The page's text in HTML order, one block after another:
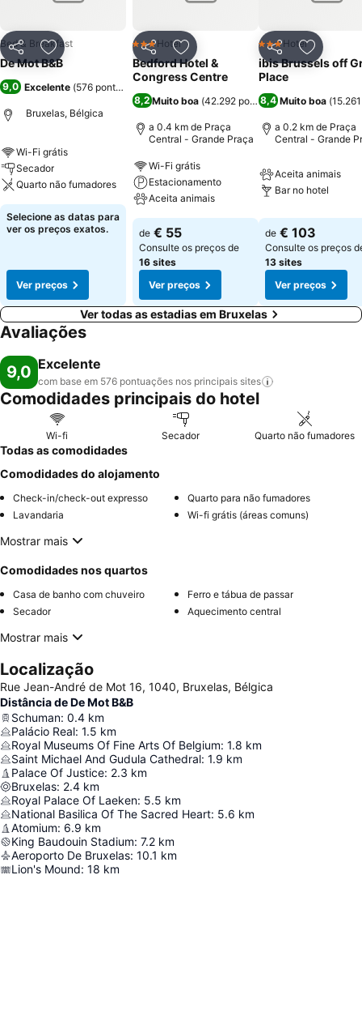
PartilharAdicionar aos favoritos
Bed & Breakfast
De Mot B&B
9,0 Excelente (576 pontuações
Bruxelas, Bélgica
Wi-Fi grátis
Secador
Quarto não fumadores
Selecione as datas para
ver os preços exatos.
Ver preços
PartilharAdicionar aos favoritos
3 Estrelas
Hotel
Bedford Hotel &
Congress Centre
8,2 Muito boa (42.292 pontuações)
a 0.4 km de Praça
Central - Grande Praça
Wi-Fi grátis
Estacionamento
Aceita animais
de € 55
Consulte os preços de
16 sites
Ver preços
Partilhar
3 Estrelas
Hotel
ibis Brussels off
Place
8,4 Muito boa (
a 0.2 km de Praça
Central - Grande
Aceita animais
Bar no hotel
de € 103
Consulte os preços
13 sites
Ver preços
Ver todas as estadias em Bruxelas
Avaliações
9,0 Excelente
com base em 576 pontuações nos principais sites
Comodidades principais do hotel
Wi-fi Secador Quarto não fumadores
Todas as comodidades
Comodidades do alojamento
Check-in/check-out expresso
Quarto para não fumadores
Lavandaria
Wi-fi grátis (áreas comuns)
Mostrar mais
Comodidades nos quartos
Casa de banho com chuveiro
Ferro e tábua de passar
Secador
Aquecimento central
Mostrar mais
Localização
Rue Jean-André de Mot 16, 1040, Bruxelas, Bélgica
Distância de De Mot B&B
Schuman: 0.4 km
Palácio Real: 1.5 km
Royal Museums Of Fine Arts Of Belgium: 1.8 km
Saint Michael And Gudula Cathedral: 1.9 km
Palace Of Justice: 2.3 km
Bruxelas: 2.4 km
Royal Palace Of Laeken: 5.5 km
National Basilica Of The Sacred Heart: 5.6 km
Atomium: 6.9 km
King Baudouin Stadium: 7.2 km
Aeroporto De Bruxelas: 10.1 km
Lion's Mound: 18 km